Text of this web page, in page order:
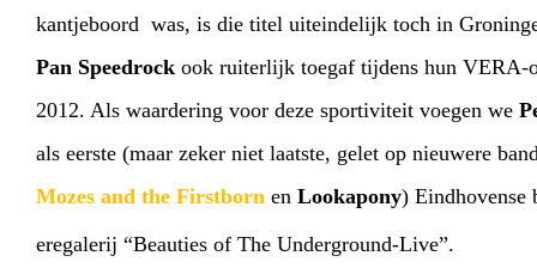
kantjeboord was, is die titel uiteindelijk toch in
Pan Speedrock ook ruiterlijk toegaf tijdens hun VERA-
2012. Als waardering voor deze sportiviteit voegen we
als eerste (maar zeker niet laatste, gelet op nieuwere
Mozes and the Firstborn en Lookapony) Eindhovense
eregalerij “Beauties of The Underground-Live”.